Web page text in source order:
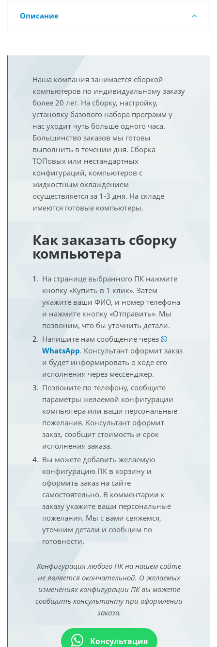
Описание
Наша компания занимается сборкой
компьютеров по индивидуальному заказу
более 20 лет. На сборку, настройку,
установку базового набора программ у
нас уходит чуть больше одного часа.
Большинство заказов мы готовы
выполнить в течении дня. Сборка
ТОПовых или нестандартных
конфигураций, компьютеров с
жидкостным охлаждением
осуществляется за 1-3 дня. На складе
имеются готовые компьютеры.
Как заказать сборку
компьютера
На странице выбранного ПК нажмите
кнопку «Купить в 1 клик». Затем
укажите ваши ФИО, и номер телефона
и нажмите кнопку «Отправить». Мы
позвоним, что бы уточнить детали.
Напишите нам сообщение через
WhatsApp. Консультант оформит заказ
и будет информировать о ходе его
исполнения через мессенджер.
Позвоните по телефону, сообщите
параметры желаемой конфигурации
компьютера или ваши персональные
пожелания. Консультант оформит
заказ, сообщит стоимость и срок
исполнения заказа.
Вы можете добавить желаемую
конфигурацию ПК в корзину и
оформить заказ на сайте
самостоятельно. В комментарии к
заказу укажите ваши персональные
пожелания. Мы с вами свяжемся,
уточним детали и сообщим по
готовности.
Конфигурация любого ПК на нашем сайте
не является окончательной. О желаемых
изменениях конфигурации ПК вы можете
сообщить консультанту при оформлении
заказа.
Консультация